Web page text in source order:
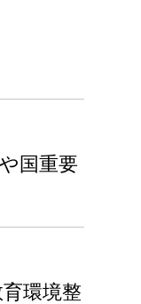
国重要
環境整